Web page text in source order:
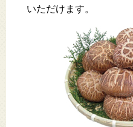
いただけます。